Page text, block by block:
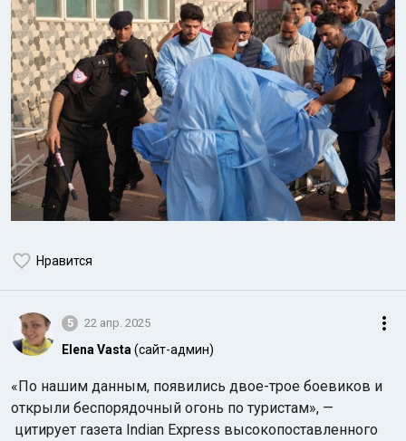
Нравится
5 22 апр. 2025
Elena Vasta (сайт-админ)
«По нашим данным, появились двое-трое боевиков и
открыли беспорядочный огонь по туристам», —
цитирует газета Indian Express высокопоставленного